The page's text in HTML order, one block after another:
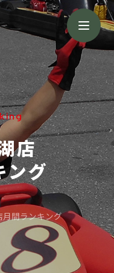
店
ング
月間ランキング